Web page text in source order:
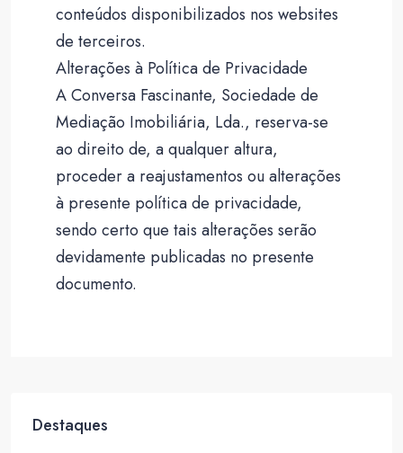
conteúdos disponibilizados nos websites
de terceiros.
Alterações à Política de Privacidade
A Conversa Fascinante, Sociedade de
Mediação Imobiliária, Lda., reserva-se
ao direito de, a qualquer altura,
proceder a reajustamentos ou alterações
à presente política de privacidade,
sendo certo que tais alterações serão
devidamente publicadas no presente
documento.
Destaques